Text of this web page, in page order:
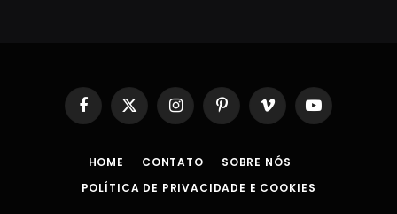
Facebook
X
(Twitter)
InstagramPinterestVimeo YouTube
HOME CONTATO
SOBRE NÓS
POLÍTICA DE PRIVACIDADE E COOKIES